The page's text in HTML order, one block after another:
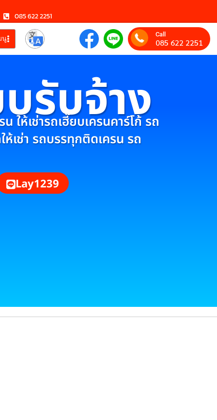
085 622 2251
นู Call
085 622 2251
รับจ้าง
ให้เช่ารถเฮี๊ยบเครนคาร์โก้ รถ
ห้เช่า รถบรรทุกติดเครน รถ
Lay1239